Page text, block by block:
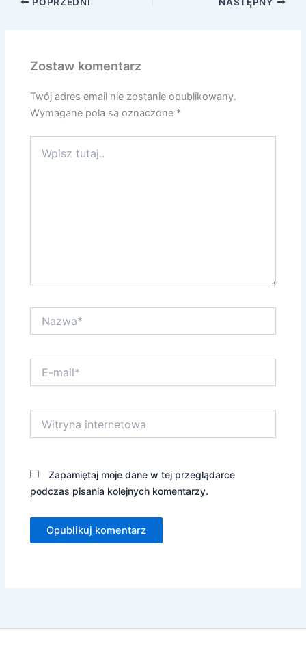
Zostaw komentarz
Twój adres email nie zostanie opublikowany.
Wymagane pola są oznaczone *
tutaj..
mail*
internetowa
Zapamiętaj moje dane w tej przeglądarce
podczas pisania kolejnych komentarzy.